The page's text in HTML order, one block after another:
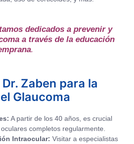
dedicados a prevenir y
a través de la educación
.
Zaben para la
Glaucoma
A partir de los 40 años, es crucial
completos regularmente.
Intraocular: Visitar a especialistas